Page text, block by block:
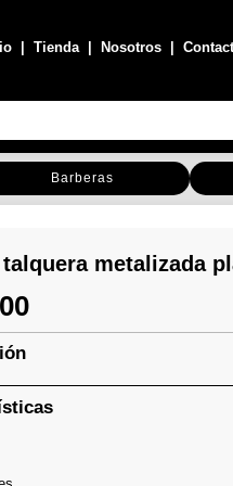
|Tienda| Nosotros |
Barberas
metalizada